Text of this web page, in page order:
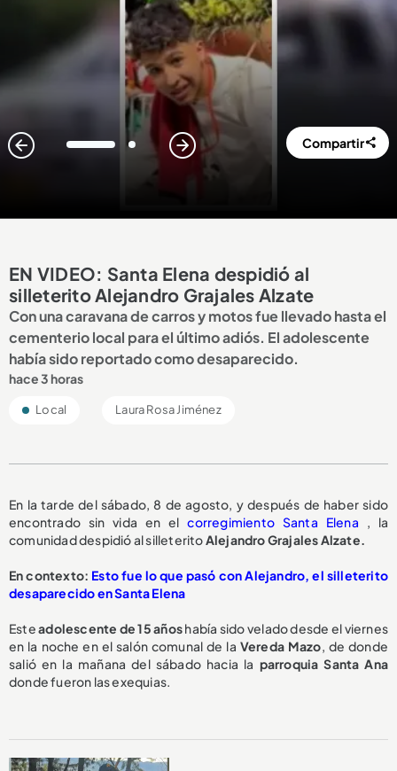
1 2 Compartir
EN VIDEO: Santa Elena despidió al
silleterito Alejandro Grajales Alzate
Con una caravana de carros y motos fue llevado hasta el
cementerio local para el último adiós. El adolescente
había sido reportado como desaparecido.
hace 3 horas
Local Laura Rosa Jiménez
En la tarde del sábado, 8 de agosto, y después de haber sido
encontrado sin vida en elcorregimiento Santa Elena , la
comunidad despidió al silleteritoAlejandro Grajales Alzate.
En contexto: Esto fue lo que pasó con Alejandro, el silleterito
desaparecido en Santa Elena
Esteadolescente de 15 añoshabía sido velado desde el viernes
en la noche en el salón comunal de la Vereda Mazo, de donde
salió en la mañana del sábado hacia la parroquia Santa Ana
donde fueron las exequias.